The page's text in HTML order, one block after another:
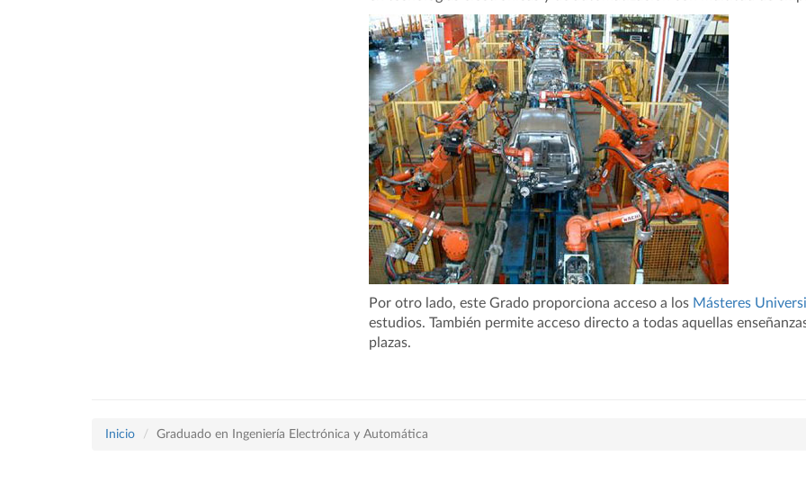
Por otro lado, este Grado proporciona acceso a los Másteres
estudios. También permite acceso directo a todas aquellas
plazas.
Inicio Graduado en Ingeniería Electrónica y Automática